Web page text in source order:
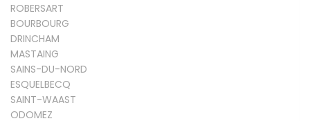
ROBERSART
BOURBOURG
DRINCHAM
MASTAING
SAINS-DU-NORD
ESQUELBECQ
SAINT-WAAST
ODOMEZ